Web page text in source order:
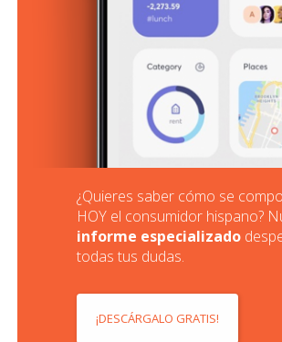
¿Quieres saber cómo se
HOY el consumidor hispano?
informe especializado
todas tus dudas.
¡DESCÁRGALO GRATIS!